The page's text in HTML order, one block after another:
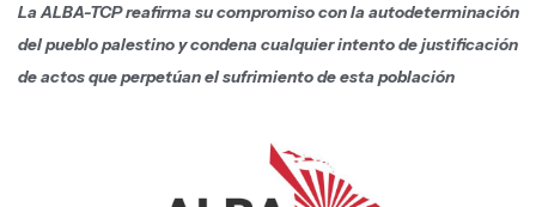
La ALBA-TCP reafirma su compromiso con la autodeterminación
del pueblo palestino y condena cualquier intento de justificación
de actos que perpetúan el sufrimiento de esta población